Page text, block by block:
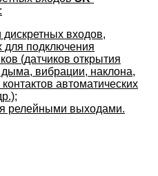
дискретных входов,
для подключения
(датчиков открытия
дыма, вибрации, наклона,
автоматических
релейными выходами.